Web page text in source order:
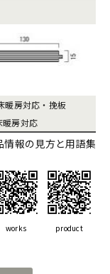
暖房対応・挽板
暖房対応
情報の見方と用語集
works product